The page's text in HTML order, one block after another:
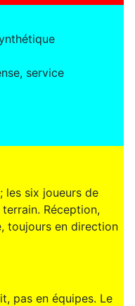
service
les six joueurs de
Réception,
toujours en direction
pas en équipes. Le